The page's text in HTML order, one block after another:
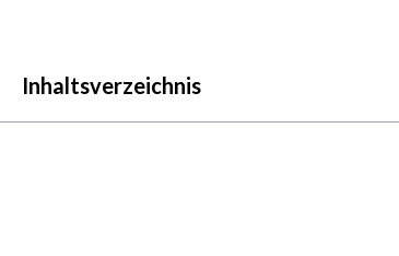
Inhaltsverzeichnis